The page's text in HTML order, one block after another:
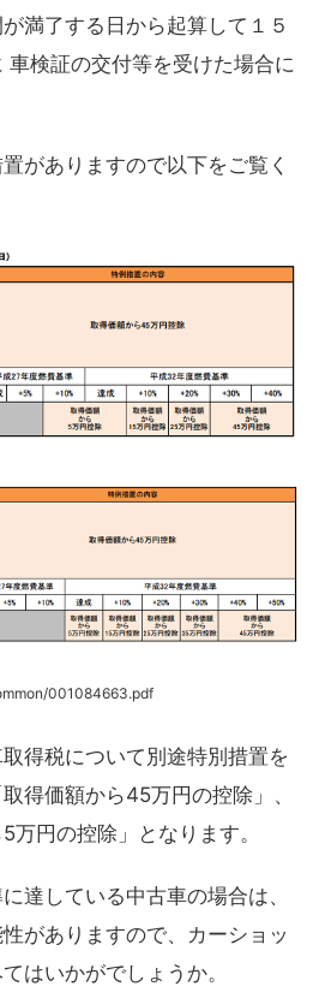
満了する日から起算して１５
車検証の交付等を受けた場合に
がありますので以下をご覧く
001084663.pdf
得税について別途特別措置を
得価額から45万円の控除」、
万円の控除」となります。
達している中古車の場合は、
がありますので、カーショッ
はいかがでしょうか。